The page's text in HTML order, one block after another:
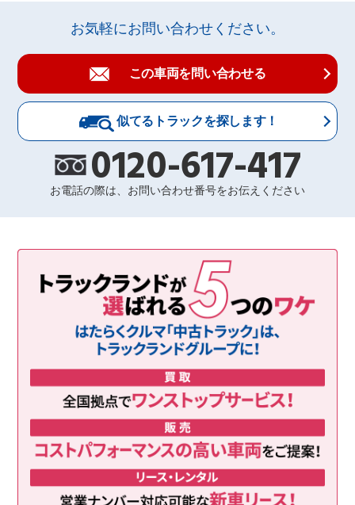
お気軽にお問い合わせください。
この車両を問い合わせる
似てるトラックを探します！
0120-617-417
お電話の際は、お問い合わせ番号をお伝えください